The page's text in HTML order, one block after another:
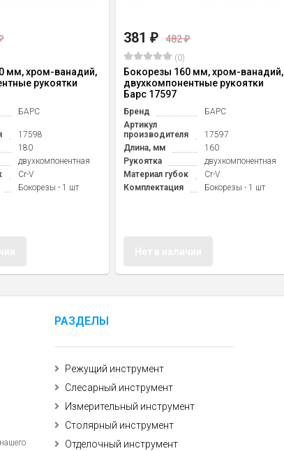
мм, хром-ванадий,
рукоятки
БАРС
17598
180
двухкомпонентная
Cr-V
Бокорезы - 1 шт
381 ₽ 482₽
(0)
Бокорезы 160 мм, хром-ванадий,
двухкомпонентные рукоятки
Барс 17597
Бренд
БАРС
Артикул
производителя
17597
Длина, мм
160
Рукоятка
двухкомпонентная
Материал губок
Cr-V
Комплектация
Бокорезы - 1 шт
РАЗДЕЛЫ
Режущий инструмент
Слесарный инструмент
Измерительный инструмент
Столярный инструмент
Отделочный инструмент